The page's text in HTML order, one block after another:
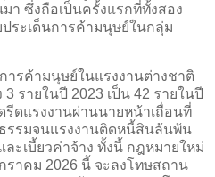
า ซึ่งถือเป็นครั้งแรกที่ทั้งสอง
ระเด็นการค้ามนุษย์ในกลุ่ม
ารค้ามนุษย์ในแรงงานต่างชาติ
รายในปี 2023 เป็น 42 รายในปี
ดแรงงานผ่านนายหน้าเถื่อนที่
ธรรมจนแรงงานติดหนี้สินล้นพ้น
ะเบี้ยวค่าจ้าง ทั้งนี้ กฎหมายใหม่
ราคม 2026 นี้ จะลงโทษสถาน